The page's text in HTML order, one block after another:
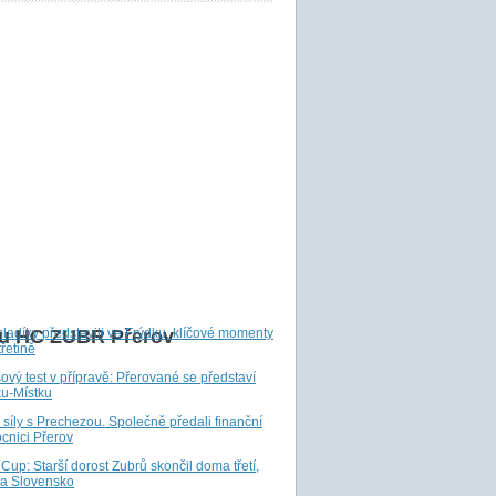
HC ZUBR Přerov
představili ve Frýdku, klíčové momenty
test v přípravě: Přerované se představí
Místku
s Prechezou. Společně předali finanční
Přerov
Starší dorost Zubrů skončil doma třetí,
Slovensko